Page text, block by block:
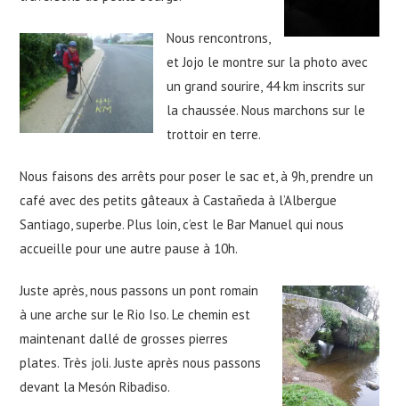
Nous rencontrons,
et Jojo le montre sur la photo avec
un grand sourire, 44 km inscrits sur
la chaussée. Nous marchons sur le
trottoir en terre.
Nous faisons des arrêts pour poser le sac et, à 9h, prendre un
café avec des petits gâteaux à Castañeda à l’Albergue
Santiago, superbe. Plus loin, c’est le Bar Manuel qui nous
accueille pour une autre pause à 10h.
Juste après, nous passons un pont romain
à une arche sur le Rio Iso. Le chemin est
maintenant dallé de grosses pierres
plates. Très joli. Juste après nous passons
devant la Mesón Ribadiso.